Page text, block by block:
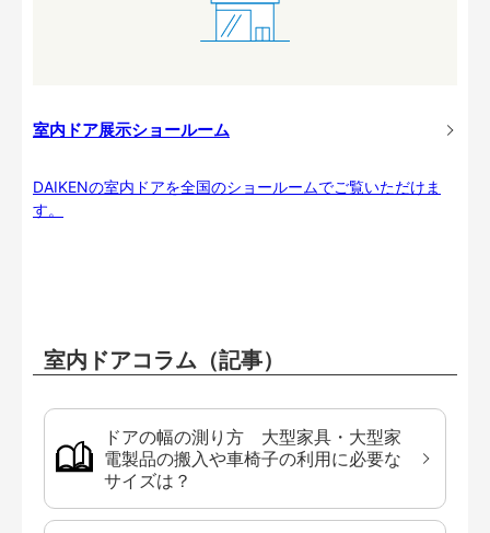
室内ドア展示ショールーム
DAIKENの室内ドアを全国のショールームでご覧いただけま
す。
室内ドアコラム（記事）
ドアの幅の測り方 大型家具・大型家
電製品の搬入や車椅子の利用に必要な
サイズは？